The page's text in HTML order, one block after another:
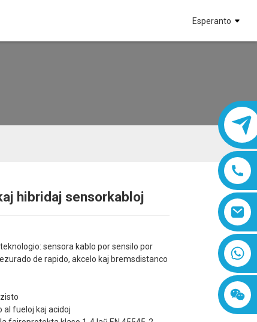
Esperanto
8618019377761
Loading...
Loading...
hibridaj sensorkabloj
sensora kablo por sensilo por
de rapido, akcelo kaj bremsdistanco
al fueloj kaj acidoj